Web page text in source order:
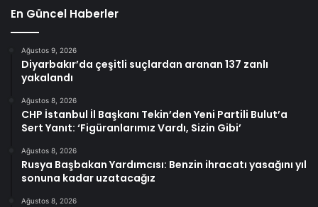
En Güncel Haberler
Ağustos 9, 2026
Diyarbakır’da çeşitli suçlardan aranan 137 zanlı
yakalandı
Ağustos 8, 2026
CHP İstanbul İl Başkanı Tekin’den Yeni Partili Bulut’a
Sert Yanıt: ‘Figüranlarımız Vardı, Sizin Gibi’
Ağustos 8, 2026
Rusya Başbakan Yardımcısı: Benzin ihracatı yasağını yıl
sonuna kadar uzatacağız
Ağustos 8, 2026